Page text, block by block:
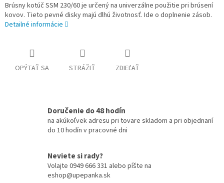
Brúsny kotúč SSM 230/60 je určený na univerzálne použitie pri brúsení
kovov. Tieto pevné disky majú dlhú životnosť. Ide o doplnenie zásob.
Detailné informácie
OPÝTAŤ SA STRÁŽIŤ ZDIEĽAŤ
Doručenie do 48 hodín
na akúkoľvek adresu pri tovare skladom a pri objednaní
do 10 hodín v pracovné dni
Neviete si rady?
Volajte 0949 666 331 alebo píšte na
eshop@upepanka.sk